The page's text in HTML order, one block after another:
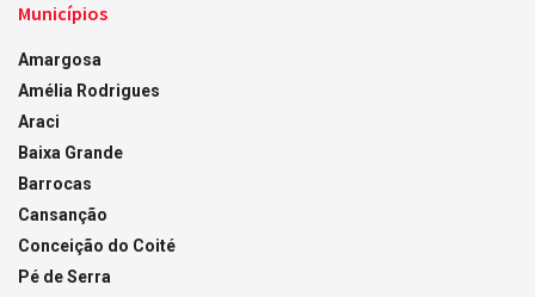
Municípios
Amargosa
Amélia Rodrigues
Araci
Baixa Grande
Barrocas
Cansanção
Conceição do Coité
Pé de Serra